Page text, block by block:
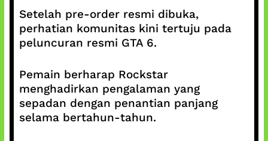
Setelah pre-order resmi dibuka,
perhatian komunitas kini tertuju pada
peluncuran resmi GTA 6.
Pemain berharap Rockstar
menghadirkan pengalaman yang
sepadan dengan penantian panjang
selama bertahun-tahun.